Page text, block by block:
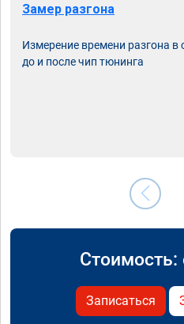
Замер разгона
Измерение времени разгона в
до и после чип тюнинга
Стоимость:
Записаться